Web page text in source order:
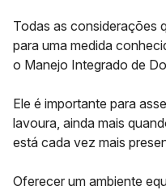
Todas as considerações
para uma medida
o Manejo Integrado de
Ele é importante para
lavoura, ainda mais
está cada vez mais
Oferecer um ambiente